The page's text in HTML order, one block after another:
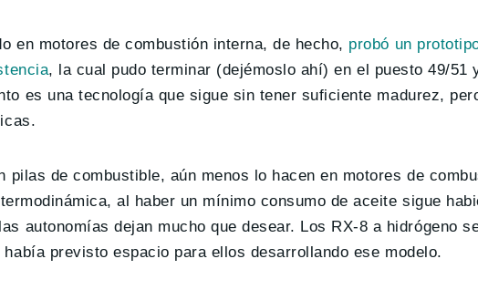
en motores de combustión interna, de hecho, probó un
, la cual pudo terminar (dejémoslo ahí) en el puesto 49/51
es una tecnología que sigue sin tener suficiente madurez,
de combustible, aún menos lo hacen en motores de
al haber un mínimo consumo de aceite sigue
autonomías dejan mucho que desear. Los RX-8 a hidrógeno
previsto espacio para ellos desarrollando ese modelo.